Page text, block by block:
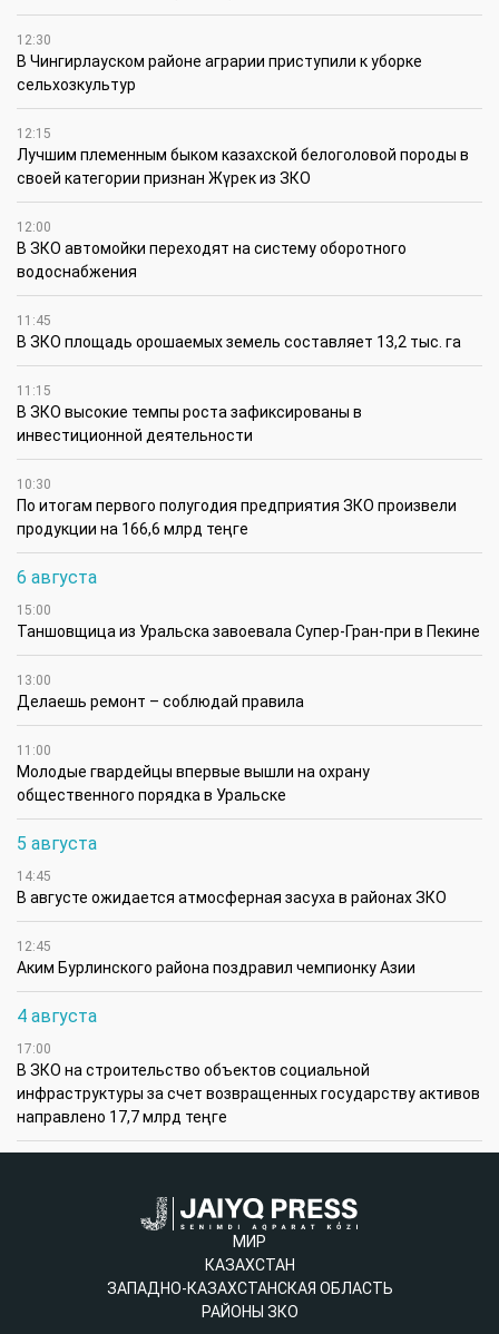
12:30
В Чингирлауском районе аграрии приступили к уборке
сельхозкультур
12:15
Лучшим племенным быком казахской белоголовой породы в
своей категории признан Жүрек из ЗКО
12:00
В ЗКО автомойки переходят на систему оборотного
водоснабжения
11:45
В ЗКО площадь орошаемых земель составляет 13,2 тыс. га
11:15
В ЗКО высокие темпы роста зафиксированы в
инвестиционной деятельности
10:30
По итогам первого полугодия предприятия ЗКО произвели
продукции на 166,6 млрд теңге
6 августа
15:00
Таншовщица из Уральска завоевала Супер-Гран-при в Пекине
13:00
Делаешь ремонт – соблюдай правила
11:00
Молодые гвардейцы впервые вышли на охрану
общественного порядка в Уральске
5 августа
14:45
В августе ожидается атмосферная засуха в районах ЗКО
12:45
Аким Бурлинского района поздравил чемпионку Азии
4 августа
17:00
В ЗКО на строительство объектов социальной
инфраструктуры за счет возвращенных государству активов
направлено 17,7 млрд теңге
МИР
КАЗАХСТАН
ЗАПАДНО-КАЗАХСТАНСКАЯ ОБЛАСТЬ
РАЙОНЫ ЗКО